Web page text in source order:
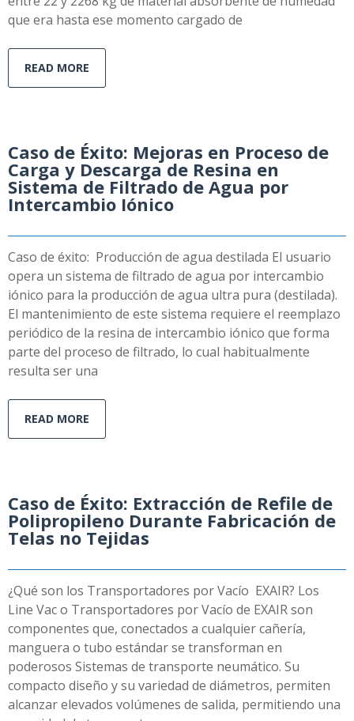
que era hasta ese momento cargado de
READ MORE
Caso de Éxito: Mejoras en Proceso de
Carga y Descarga de Resina en
Sistema de Filtrado de Agua por
Intercambio Iónico
Caso de éxito: Producción de agua destilada El usuario
opera un sistema de filtrado de agua por intercambio
iónico para la producción de agua ultra pura (destilada).
El mantenimiento de este sistema requiere el reemplazo
periódico de la resina de intercambio iónico que forma
parte del proceso de filtrado, lo cual habitualmente
resulta ser una
READ MORE
Caso de Éxito: Extracción de Refile de
Polipropileno Durante Fabricación de
Telas no Tejidas
¿Qué son los Transportadores por Vacío EXAIR? Los
Line Vac o Transportadores por Vacío de EXAIR son
componentes que, conectados a cualquier cañería,
manguera o tubo estándar se transforman en
poderosos Sistemas de transporte neumático. Su
compacto diseño y su variedad de diámetros, permiten
alcanzar elevados volúmenes de salida, permitiendo una